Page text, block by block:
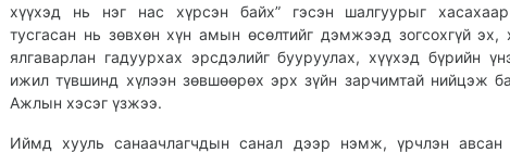
хүүхэд нь нэг нас хүрсэн байх” гэсэн шалгуурыг
тусгасан нь зөвхөн хүн амын өсөлтийг дэмжээд зогсохгүй эх,
ялгаварлан гадуурхах эрсдэлийг бууруулах, хүүхэд бүрийн
ижил түвшинд хүлээн зөвшөөрөх эрх зүйн зарчимтай нийцэж
Ажлын хэсэг үзжээ.
Иймд хууль санаачлагчдын санал дээр нэмж, үрчлэн авсан